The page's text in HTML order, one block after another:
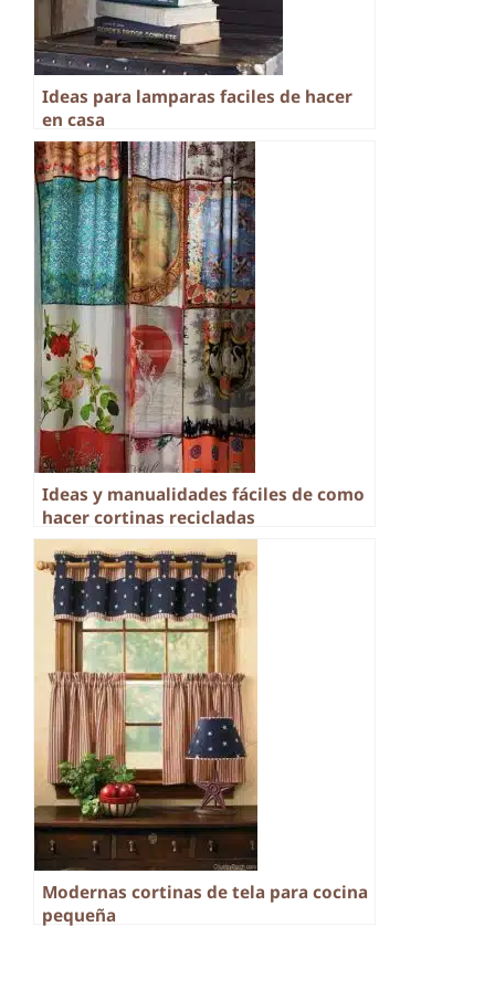
Ideas para lamparas faciles de hacer
en casa
Ideas y manualidades fáciles de como
hacer cortinas recicladas
Modernas cortinas de tela para cocina
pequeña